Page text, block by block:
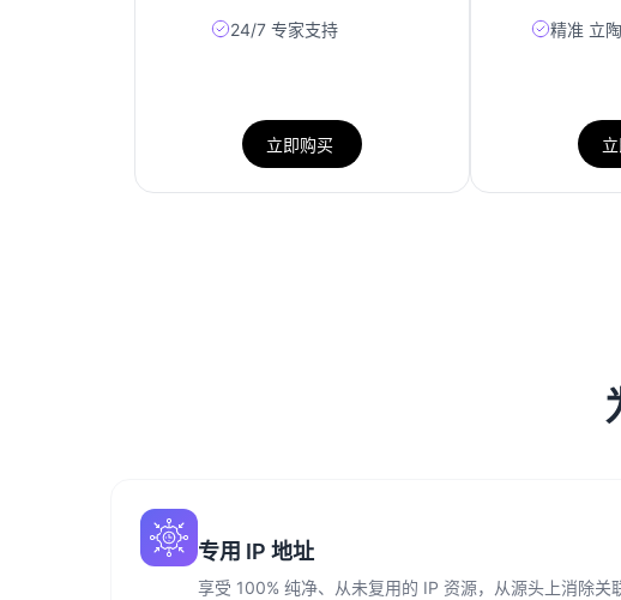
24/7 专家支持
立即购买
精准 立
专用 IP 地址
享受 100% 纯净、从未复用的 IP 资源，从源头上消除关